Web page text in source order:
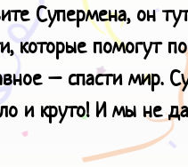
Супермена, он
которые помогут
– спасти мир.
и круто!И мы не